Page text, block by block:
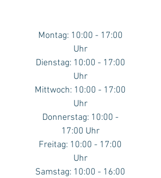
Montag: 10:00 - 17:00
Uhr
Dienstag: 10:00 - 17:00
Uhr
Mittwoch: 10:00 - 17:00
Uhr
Donnerstag: 10:00 -
17:00 Uhr
Freitag: 10:00 - 17:00
Uhr
Samstag: 10:00 - 16:00